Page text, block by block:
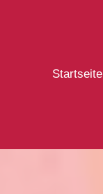
Startseite